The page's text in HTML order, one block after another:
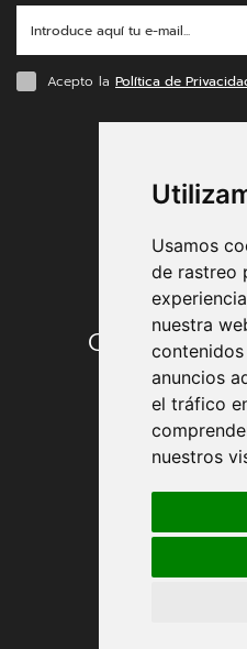
Usamos
de rastreo
nuestra
anuncios
el tráfico
nuestros
Acepto la Política de
Condiciones
Envío
Política